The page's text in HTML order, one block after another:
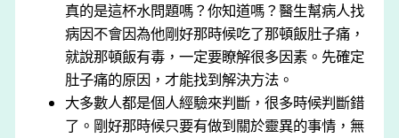
真的是這杯水問題嗎？你知道嗎？醫生幫病人找
病因不會因為他剛好那時候吃了那頓飯肚子痛，
就說那頓飯有毒，一定要瞭解很多因素。先確定
肚子痛的原因，才能找到解決方法。
大多數人都是個人經驗來判斷，很多時候判斷錯
了。剛好那時候只要有做到關於靈異的事情，無